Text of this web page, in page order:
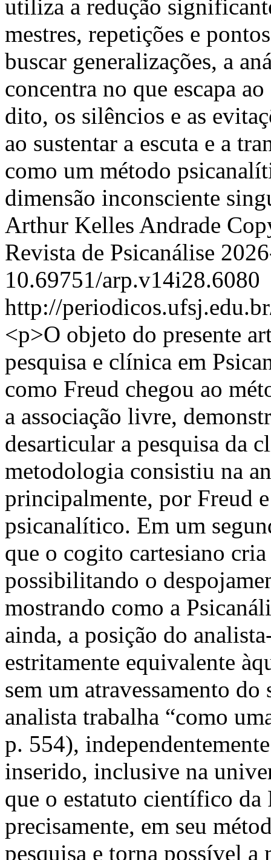
utiliza a redução
mestres, repetições e
buscar generalizações, a
concentra no que escapa
dito, os silêncios e as
ao sustentar a escuta e a
como um método
dimensão inconsciente
Arthur Kelles Andrade
Revista de Psicanálise
10.69751/arp.v14i28.6080
http://
<p>O objeto do presente
pesquisa e clínica em
como Freud chegou ao
a associação livre,
desarticular a pesquisa da
metodologia consistiu na
principalmente, por Freud
psicanalítico. Em um
que o cogito cartesiano
possibilitando o
mostrando como a
ainda, a posição do
estritamente equivalente
sem um atravessamento
analista trabalha “como
p. 554),
inserido, inclusive na
que o estatuto científico da
precisamente, em seu
pesquisa e torna possível